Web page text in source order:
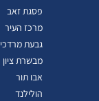
פסגת זאב
מרכז העיר
גבעת מרדכי
מבשרת ציון
אבו תור
הולילנד